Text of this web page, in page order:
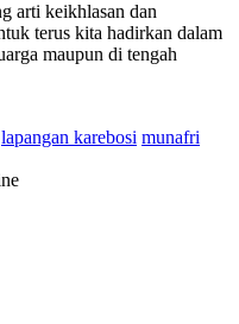
arti keikhlasan dan
terus kita hadirkan dalam
maupun di tengah
lapangan karebosi munafri